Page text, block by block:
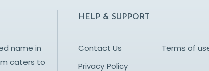
name in
caters to
HELP & SUPPORT
Contact Us
Terms of
Privacy Policy